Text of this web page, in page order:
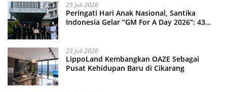
25 Juli 2026
Peringati Hari Anak Nasional, Santika
Indonesia Gelar “GM For A Day 2026”: 43
23 Juli 2026
LippoLand Kembangkan OAZE Sebagai
Pusat Kehidupan Baru di Cikarang